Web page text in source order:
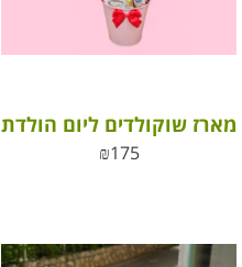
מארז שוקולדים ליום הולדת
₪175